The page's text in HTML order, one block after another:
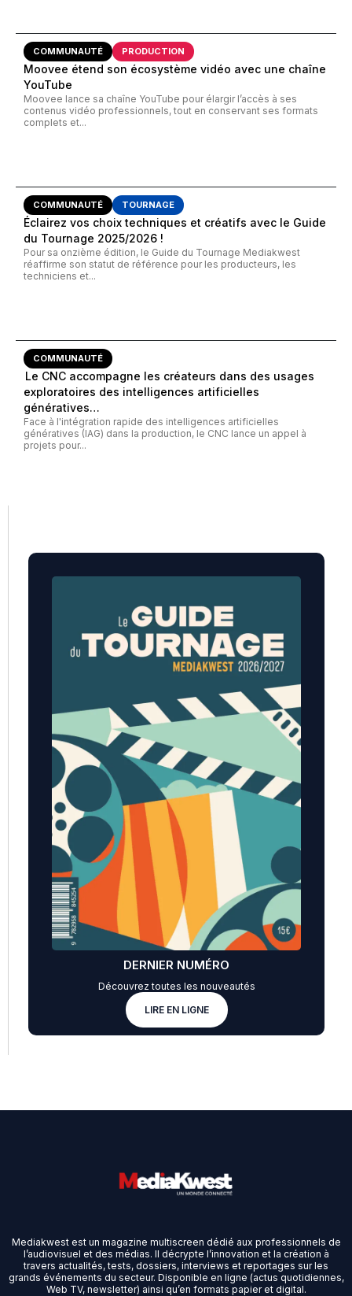
COMMUNAUTÉ PRODUCTION
Moovee étend son écosystème vidéo avec une chaîne
YouTube
Moovee lance sa chaîne YouTube pour élargir l’accès à ses
contenus vidéo professionnels, tout en conservant ses formats
complets et...
COMMUNAUTÉ TOURNAGE
Éclairez vos choix techniques et créatifs avec le Guide
du Tournage 2025/2026 !
Pour sa onzième édition, le Guide du Tournage Mediakwest
réaffirme son statut de référence pour les producteurs, les
techniciens et...
COMMUNAUTÉ
Le CNC accompagne les créateurs dans des usages
exploratoires des intelligences artificielles
génératives…
Face à l'intégration rapide des intelligences artificielles
génératives (IAG) dans la production, le CNC lance un appel à
projets pour...
DERNIER NUMÉRO
Découvrez toutes les nouveautés
LIRE EN LIGNE
Mediakwest est un magazine multiscreen dédié aux professionnels de
l’audiovisuel et des médias. Il décrypte l’innovation et la création à
travers actualités, tests, dossiers, interviews et reportages sur les
grands événements du secteur. Disponible en ligne (actus quotidiennes,
Web TV, newsletter) ainsi qu’en formats papier et digital.